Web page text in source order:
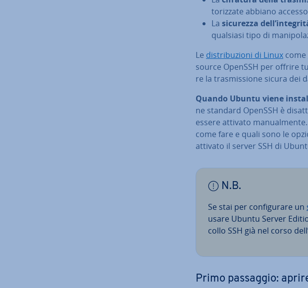
to­riz­za­te abbiano
La sicurezza
qualsiasi tipo di
Le di­stri­bu­zio­ni di Linux come
source OpenSSH per offrire
re la tra­smis­sio­ne sicura dei
Quando Ubuntu viene
ne standard OpenSSH è
essere attivato
come fare e quali sono le
attivato il server SSH di
N.B.
Se stai per con­fi­gu­ra­re un
usare Ubuntu Server
col­lo SSH già nel corso
Primo passaggio: